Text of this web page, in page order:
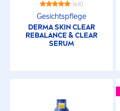
(68)
Gesichtspflege
DERMASKINCLEAR
REBALANCE& CLEAR
SERUM